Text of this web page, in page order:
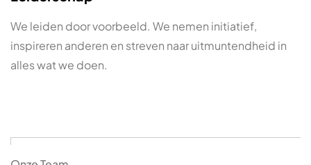
We leiden door voorbeeld. We nemen initiatief,
inspireren anderen en streven naar uitmuntendheid in
alles wat we doen.